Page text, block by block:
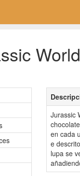
Jurassic
en cada
e
lupa se